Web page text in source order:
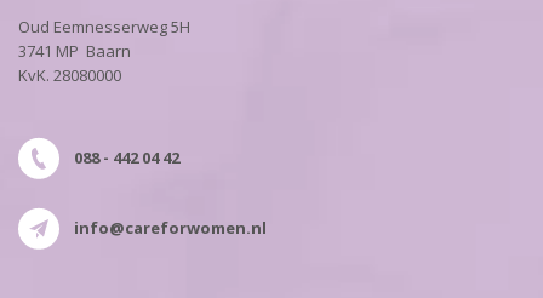
Oud Eemnesserweg 5H
3741 MP Baarn
KvK. 28080000
088 - 442 04 42
info@careforwomen.nl